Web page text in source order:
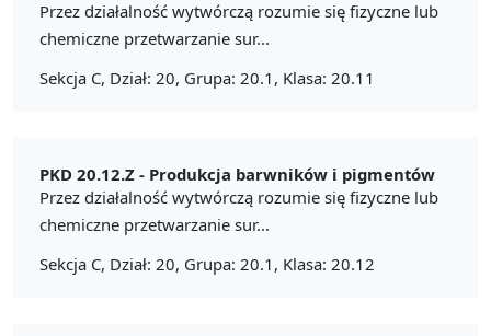
Przez działalność wytwórczą rozumie się fizyczne lub
chemiczne przetwarzanie sur...
Sekcja C, Dział: 20, Grupa: 20.1, Klasa: 20.11
PKD 20.12.Z - Produkcja barwników i pigmentów
Przez działalność wytwórczą rozumie się fizyczne lub
chemiczne przetwarzanie sur...
Sekcja C, Dział: 20, Grupa: 20.1, Klasa: 20.12